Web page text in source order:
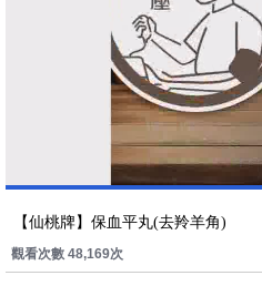
【仙桃牌】保血平丸(去羚羊角)
觀看次數 48,169次